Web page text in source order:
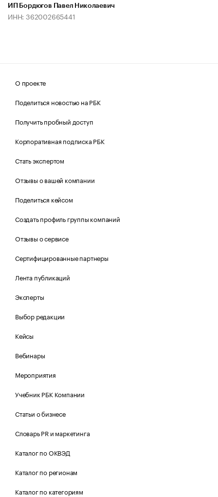
ИП Бордюгов Павел Николаевич
ИНН: 362002665441
О проекте
Поделиться новостью на РБК
Получить пробный доступ
Корпоративная подписка РБК
Стать экспертом
Отзывы о вашей компании
Поделиться кейсом
Создать профиль группы компаний
Отзывы о сервисе
Сертифицированные партнеры
Лента публикаций
Эксперты
Выбор редакции
Кейсы
Вебинары
Мероприятия
Учебник РБК Компании
Статьи о бизнесе
Словарь PR и маркетинга
Каталог по ОКВЭД
Каталог по регионам
Каталог по категориям